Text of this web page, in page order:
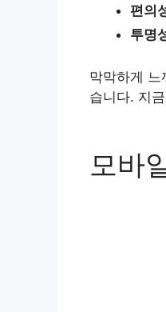
편의
투명
막막하게 느
습니다. 지
모바